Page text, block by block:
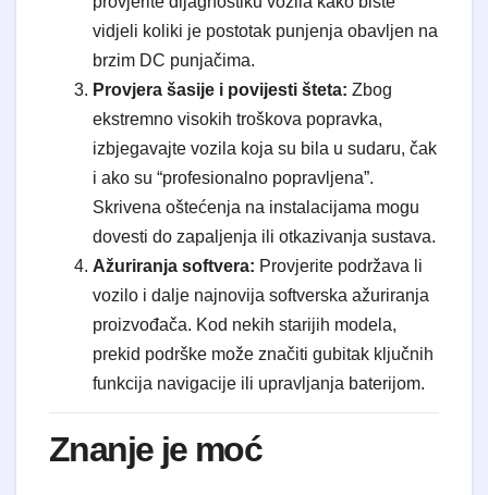
vidjeli koliki je postotak punjenja obavljen na
brzim DC punjačima.
Provjera šasije i povijesti šteta: Zbog
ekstremno visokih troškova popravka,
izbjegavajte vozila koja su bila u sudaru, čak
i ako su “profesionalno popravljena”.
Skrivena oštećenja na instalacijama mogu
dovesti do zapaljenja ili otkazivanja sustava.
Ažuriranja softvera: Provjerite podržava li
vozilo i dalje najnovija softverska ažuriranja
proizvođača. Kod nekih starijih modela,
prekid podrške može značiti gubitak ključnih
funkcija navigacije ili upravljanja baterijom.
Znanje je moć